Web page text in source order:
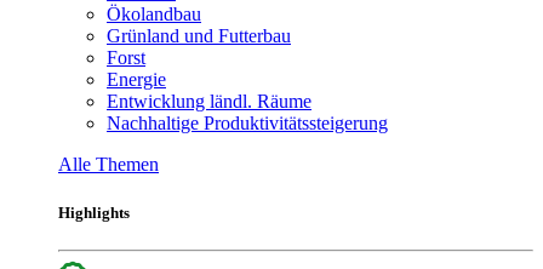
Ökolandbau
Grünland und Futterbau
Forst
Energie
Entwicklung ländl. Räume
Nachhaltige Produktivitätssteigerung
Alle Themen
Highlights